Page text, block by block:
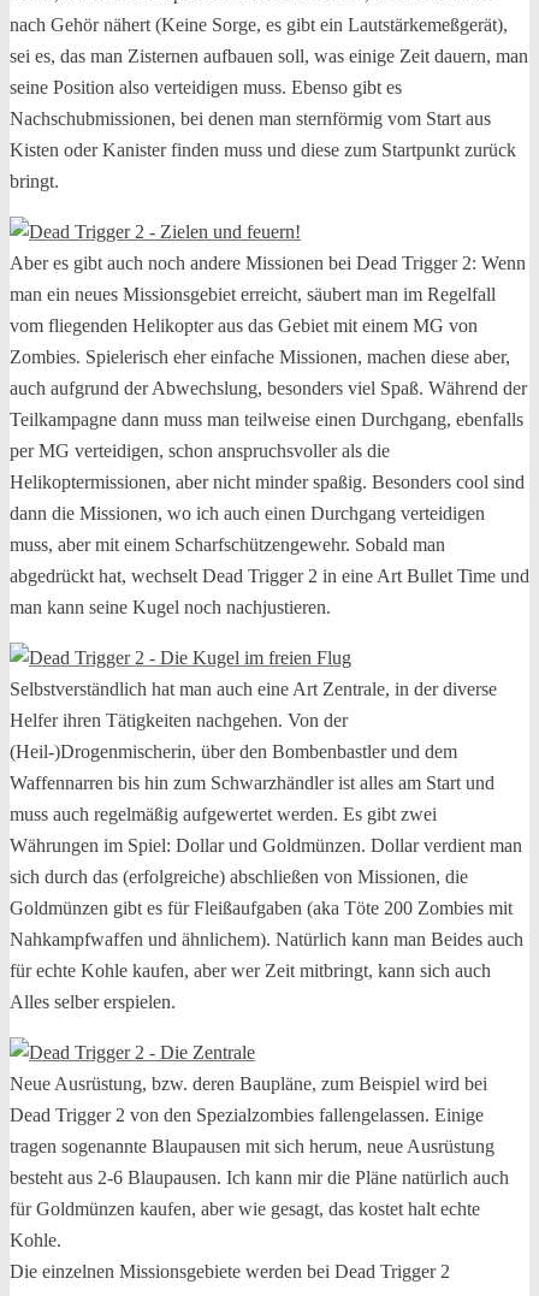
nach Gehör nähert (Keine Sorge, es gibt ein Lautstärkemeßgerät),
sei es, das man Zisternen aufbauen soll, was einige Zeit dauern, man
seine Position also verteidigen muss. Ebenso gibt es
Nachschubmissionen, bei denen man sternförmig vom Start aus
Kisten oder Kanister finden muss und diese zum Startpunkt zurück
bringt.
Aber es gibt auch noch andere Missionen bei Dead Trigger 2: Wenn
man ein neues Missionsgebiet erreicht, säubert man im Regelfall
vom fliegenden Helikopter aus das Gebiet mit einem MG von
Zombies. Spielerisch eher einfache Missionen, machen diese aber,
auch aufgrund der Abwechslung, besonders viel Spaß. Während der
Teilkampagne dann muss man teilweise einen Durchgang, ebenfalls
per MG verteidigen, schon anspruchsvoller als die
Helikoptermissionen, aber nicht minder spaßig. Besonders cool sind
dann die Missionen, wo ich auch einen Durchgang verteidigen
muss, aber mit einem Scharfschützengewehr. Sobald man
abgedrückt hat, wechselt Dead Trigger 2 in eine Art Bullet Time und
man kann seine Kugel noch nachjustieren.
Selbstverständlich hat man auch eine Art Zentrale, in der diverse
Helfer ihren Tätigkeiten nachgehen. Von der
(Heil-)Drogenmischerin, über den Bombenbastler und dem
Waffennarren bis hin zum Schwarzhändler ist alles am Start und
muss auch regelmäßig aufgewertet werden. Es gibt zwei
Währungen im Spiel: Dollar und Goldmünzen. Dollar verdient man
sich durch das (erfolgreiche) abschließen von Missionen, die
Goldmünzen gibt es für Fleißaufgaben (aka Töte 200 Zombies mit
Nahkampfwaffen und ähnlichem). Natürlich kann man Beides auch
für echte Kohle kaufen, aber wer Zeit mitbringt, kann sich auch
Alles selber erspielen.
Neue Ausrüstung, bzw. deren Baupläne, zum Beispiel wird bei
Dead Trigger 2 von den Spezialzombies fallengelassen. Einige
tragen sogenannte Blaupausen mit sich herum, neue Ausrüstung
besteht aus 2-6 Blaupausen. Ich kann mir die Pläne natürlich auch
für Goldmünzen kaufen, aber wie gesagt, das kostet halt echte
Kohle.
Die einzelnen Missionsgebiete werden bei Dead Trigger 2